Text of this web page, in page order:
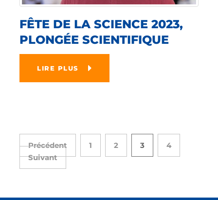
FÊTE DE LA SCIENCE 2023,
PLONGÉE SCIENTIFIQUE
LIRE PLUS
Précédent 1 2 3
4
Suivant